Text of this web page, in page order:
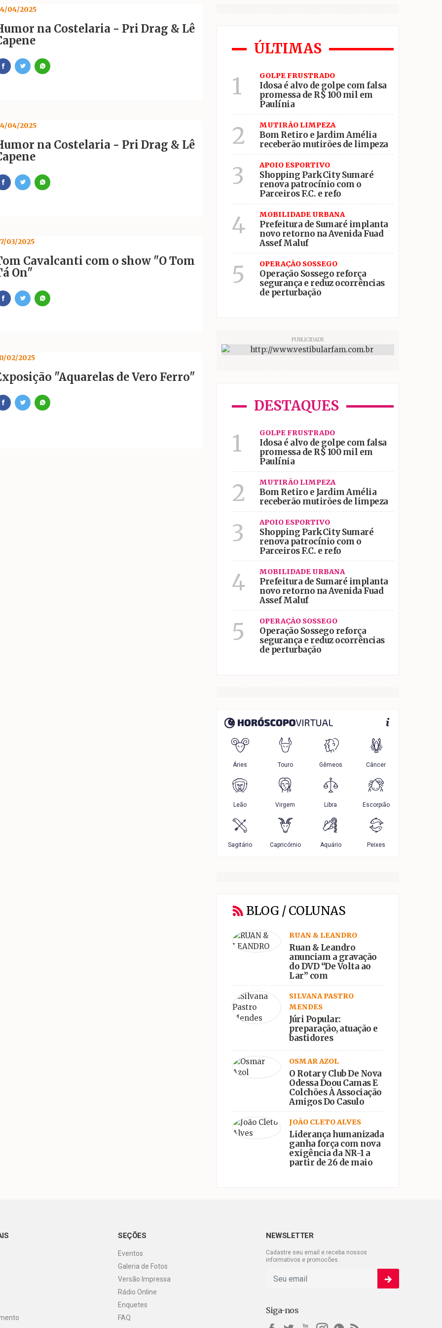
receberão mutirões de limpeza
renova patrocínio com o Parceiros F.C. e reforça apoio ao esporte local
04/2025
na Costelaria - Pri Drag & Lê
04/2025
na Costelaria - Pri Drag & Lê
03/2025
Cavalcanti com o show "O Tom
On"
02/2025
"Aquarelas de Vero Ferro"
ÚLTIMAS
1 GOLPE FRUSTRADO
Idosa é alvo de golpe com falsa
promessa de R$ 100 mil em
Paulínia
2 MUTIRÃO LIMPEZA
Bom Retiro e Jardim Amélia
receberão mutirões de limpeza
3 APOIO ESPORTIVO
Shopping ParkCity Sumaré
renova patrocínio com o
Parceiros F.C. e refo
4 MOBILIDADE URBANA
Prefeitura de Sumaré implanta
novo retorno na Avenida Fuad
Assef Maluf
5 OPERAÇÃO SOSSEGO
Operação Sossego reforça
segurança e reduz ocorrências
de perturbação
PUBLICIDADE
DESTAQUES
1 GOLPE FRUSTRADO
Idosa é alvo de golpe com falsa
promessa de R$ 100 mil em
Paulínia
2 MUTIRÃO LIMPEZA
Bom Retiro e Jardim Amélia
receberão mutirões de limpeza
3 APOIO ESPORTIVO
Shopping ParkCity Sumaré
renova patrocínio com o
Parceiros F.C. e refo
4 MOBILIDADE URBANA
Prefeitura de Sumaré implanta
novo retorno na Avenida Fuad
Assef Maluf
5 OPERAÇÃO SOSSEGO
Operação Sossego reforça
segurança e reduz ocorrências
de perturbação
BLOG / COLUNAS
RUAN & LEANDRO
Ruan & Leandro
anunciam a gravação
do DVD “De Volta ao
Lar” com
participações
especiais
SILVANA PASTRO
MENDES
Júri Popular:
preparação, atuação e
bastidores
OSMAR AZOL
O Rotary Club De Nova
Odessa Doou Camas E
Colchões À Associação
Amigos Do Casulo
JOÃO CLETO ALVES
Liderança humanizada
ganha força com nova
exigência da NR-1 a
partir de 26 de maio
SEÇÕES
Eventos
Galeria de Fotos
Versão Impressa
Rádio Online
Enquetes
FAQ
NEWSLETTER
Cadastre seu email e receba nossos
informativos e promocões .
Siga-nos